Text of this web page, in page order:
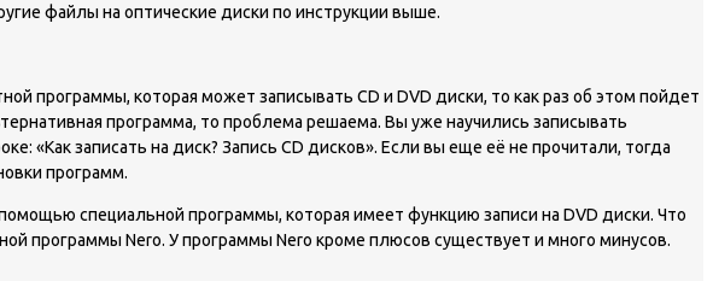
файлы на оптические диски по инструкции выше.
программы, которая может записывать CD и DVD диски, то как раз об этом пойдет
программа, то проблема решаема. Вы уже научились записывать
«Как записать на диск? Запись CD дисков». Если вы еще её не прочитали, тогда
программ.
специальной программы, которая имеет функцию записи на DVD диски. Что
программы Nero. У программы Nero кроме плюсов существует и много минусов.